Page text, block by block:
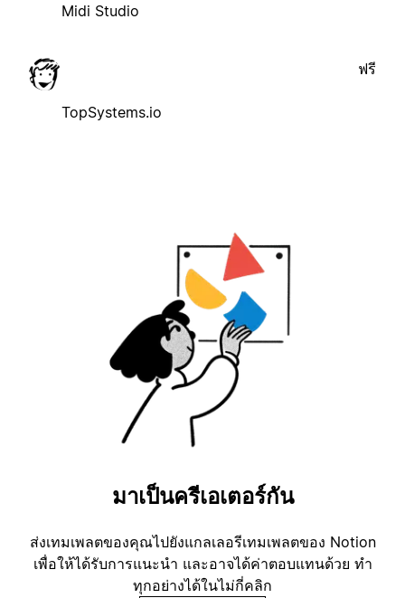
Midi Studio
TopSystems.io
ฟรี
มาเป็นครีเอเตอร์กัน
ส่งเทมเพลตของคุณไปยังแกลเลอรีเทมเพลตของ Notion
เพื่อให้ได้รับการแนะนำ และอาจได้ค่าตอบแทนด้วย ทำ
ทุกอย่างได้ในไม่กี่คลิก